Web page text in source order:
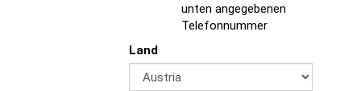
unten angegebenen
Telefonnummer
Land